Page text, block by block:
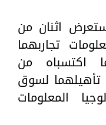
اثنان من
تجاربهما
اكتسباه من
لسوق
المعلومات